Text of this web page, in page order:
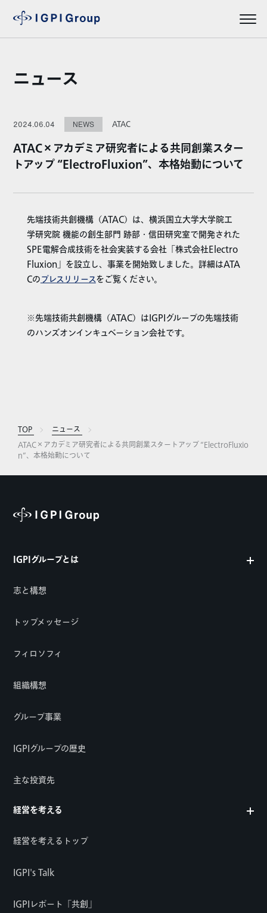
ニュース
2024.06.04 NEWS ATAC
ATAC×アカデミア研究者による共同創業スター
トアップ “ElectroFluxion”、本格始動について
先端技術共創機構（ATAC）は、横浜国立大学大学院工
学研究院 機能の創生部門 跡部・信田研究室で開発された
SPE電解合成技術を社会実装する会社「株式会社Electro
Fluxion」を設立し、事業を開始致しました。詳細はATA
Cのプレスリリースをご覧ください。
※先端技術共創機構（ATAC）はIGPIグループの先端技術
のハンズオンインキュベーション会社です。
TOP
ニュース
ATAC×アカデミア研究者による共同創業スタートアップ “ElectroFluxio
n”、本格始動について
IGPIグループとは
志と構想
トップメッセージ
フィロソフィ
組織構想
グループ事業
IGPIグループの歴史
主な投資先
経営を考える
経営を考えるトップ
IGPI's Talk
IGPIレポート「共創」